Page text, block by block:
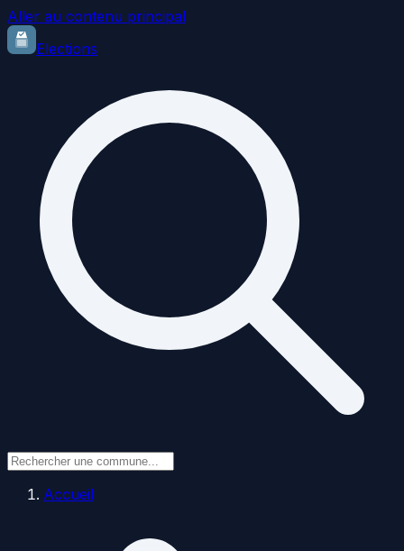
Aller au contenu principal
Elections
Accueil